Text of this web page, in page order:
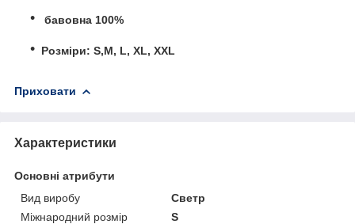
бавовна 100%
Розміри: S,M, L, XL, XXL
Приховати
Характеристики
Основні атрибути
Вид виробу
Светр
Міжнародний розмір
S